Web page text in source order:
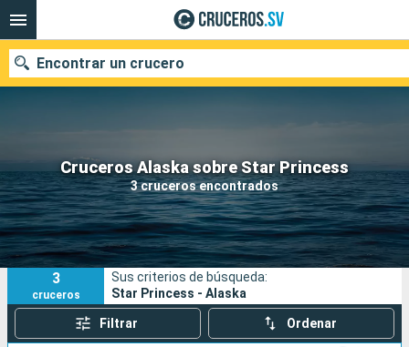
Cruceros Alaska sobre Star Princess
3 cruceros encontrados
Encontrar un crucero
Nuestros destinos
Fecha de salida
Puertos Compañías
Buscar
3
cruceros
Sus criterios de búsqueda:
Star Princess - Alaska
Filtrar Ordenar